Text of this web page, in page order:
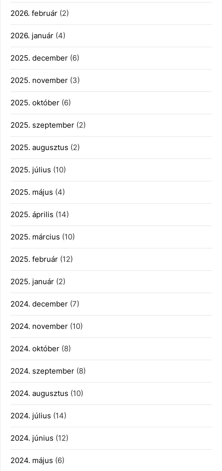
2026. február (2)
2026. január (4)
2025. december (6)
2025. november (3)
2025. október (6)
2025. szeptember (2)
2025. augusztus (2)
2025. július (10)
2025. május (4)
2025. április (14)
2025. március (10)
2025. február (12)
2025. január (2)
2024. december (7)
2024. november (10)
2024. október (8)
2024. szeptember (8)
2024. augusztus (10)
2024. július (14)
2024. június (12)
2024. május (6)